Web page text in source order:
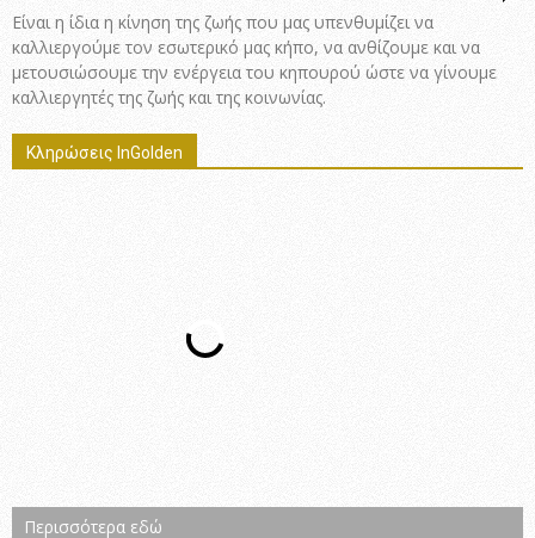
Είναι η ίδια η κίνηση της ζωής που μας υπενθυμίζει να
καλλιεργούμε τον εσωτερικό μας κήπο, να ανθίζουμε και να
μετουσιώσουμε την ενέργεια του κηπουρού ώστε να γίνουμε
καλλιεργητές της ζωής και της κοινωνίας.
Κληρώσεις InGolden
Περισσότερα εδώ